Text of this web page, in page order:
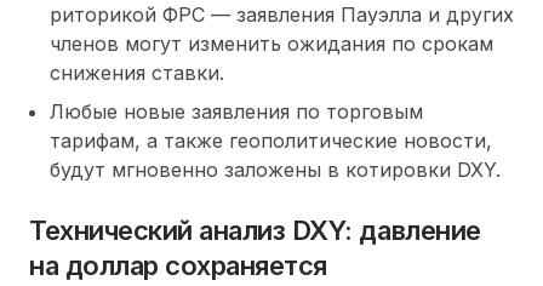
риторикой ФРС — заявления Пауэлла и других
членов могут изменить ожидания по срокам
снижения ставки.
Любые новые заявления по торговым
тарифам, а также геополитические новости,
будут мгновенно заложены в котировки DXY.
Технический анализ DXY: давление
на доллар сохраняется